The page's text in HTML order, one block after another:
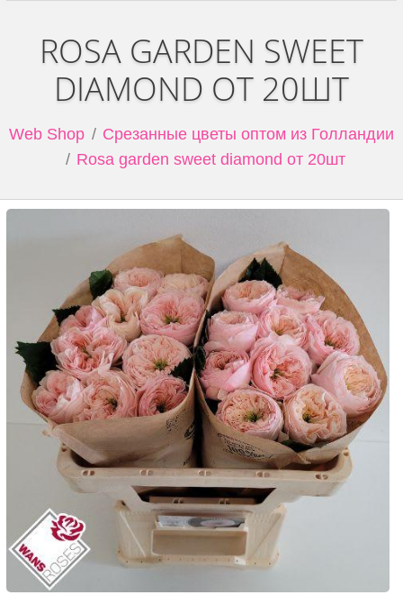
ROSA GARDEN SWEET
DIAMOND ОТ 20ШТ
Web Shop
Срезанные цветы оптом из Голландии
Rosa garden sweet diamond от 20шт